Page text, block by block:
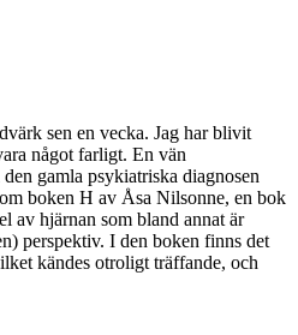
sen en vecka. Jag har blivit
något farligt. En vän
gamla psykiatriska diagnosen
boken H av Åsa Nilsonne, en bok
av hjärnan som bland annat är
perspektiv. I den boken finns det
kändes otroligt träffande, och